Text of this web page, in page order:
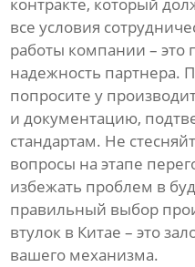
контракте, который
все условия
работы компании – это
надежность партнера.
попросите у
и документацию,
стандартам. Не
вопросы на этапе
избежать проблем в
правильный выбор
втулок в Китае – это
вашего механизма.